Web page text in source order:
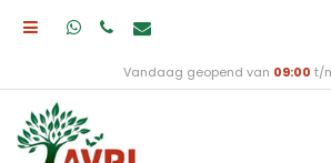
Vandaag geopend van 09:00 t/